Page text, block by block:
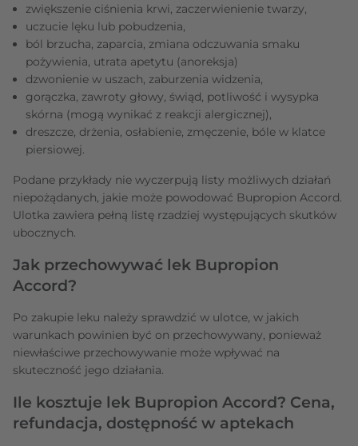
zwiększenie ciśnienia krwi, zaczerwienienie twarzy,
uczucie lęku lub pobudzenia,
ból brzucha, zaparcia, zmiana odczuwania smaku
pożywienia, utrata apetytu (anoreksja)
dzwonienie w uszach, zaburzenia widzenia,
gorączka, zawroty głowy, świąd, potliwość i wysypka
skórna (mogą wynikać z reakcji alergicznej),
dreszcze, drżenia, osłabienie, zmęczenie, bóle w klatce
piersiowej.
Podane przykłady nie wyczerpują listy możliwych działań
niepożądanych, jakie może powodować Bupropion Accord.
Ulotka zawiera pełną listę rzadziej występujących skutków
ubocznych.
Jak przechowywać lek Bupropion
Accord?
Po zakupie leku należy sprawdzić w ulotce, w jakich
warunkach powinien być on przechowywany, ponieważ
niewłaściwe przechowywanie może wpływać na
skuteczność jego działania.
Ile kosztuje lek Bupropion Accord? Cena,
refundacja, dostępność w aptekach